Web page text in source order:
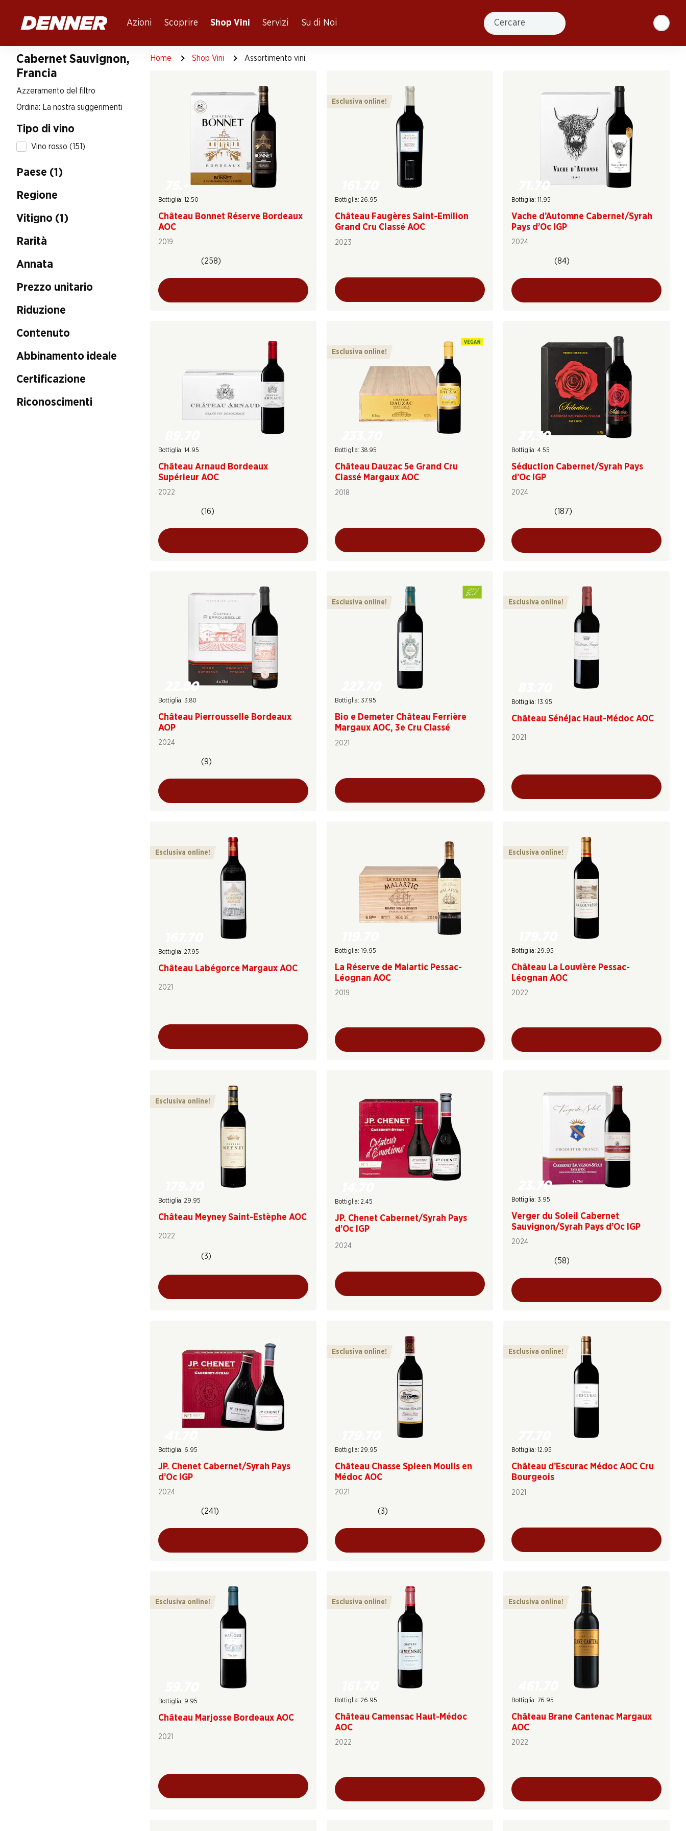
Azioni
Scoprire Shop Vini Servizi Su di Noi
Cercare
Cabernet Sauvignon,
Francia
Azzeramento del filtro
Ordina: La nostra suggerimenti
Tipo di vino
Vino rosso (151)
Paese (1)
Regione
Vitigno (1)
Rarità
Annata
Prezzo unitario
Riduzione
Contenuto
Abbinamento ideale
Certificazione
Riconoscimenti
Home Shop Vini Assortimento vini
Bottiglia: 12.50
Château Bonnet Réserve Bordeaux
AOC
2019
(258)
Esclusiva online!
Bottiglia: 26.95
Château Faugères Saint-Emilion
Grand Cru Classé AOC
2023
71.70
Bottiglia: 11.95
Vache d’Automne Cabernet/Syrah
Pays d’Oc IGP
2024
(84)
Bottiglia: 14.95
Château Arnaud Bordeaux
Supérieur AOC
2022
(16)
Esclusiva online!
Bottiglia: 38.95
Château Dauzac 5e Grand Cru
Classé Margaux AOC
2018
27.30
Bottiglia: 4.55
Séduction Cabernet/Syrah Pays
d’Oc IGP
2024
(187)
22.80
Bottiglia: 3.80
Château Pierrousselle Bordeaux
AOP
2024
(9)
Esclusiva online!
Bottiglia: 37.95
Bio e Demeter Château Ferrière
Margaux AOC, 3e Cru Classé
2021
Esclusiva online!
Bottiglia: 13.95
Château Sénéjac Haut-Médoc AOC
2021
Esclusiva online!
Bottiglia: 27.95
Château Labégorce Margaux AOC
2021
Bottiglia: 19.95
La Réserve de Malartic Pessac-
Léognan AOC
2019
Esclusiva online!
Bottiglia: 29.95
Château La Louvière Pessac-
Léognan AOC
2022
Esclusiva online!
Bottiglia: 29.95
Château Meyney Saint-Estèphe AOC
2022
(3)
Bottiglia: 2.45
JP. Chenet Cabernet/Syrah Pays
d’Oc IGP
2024
23.70
Bottiglia: 3.95
Verger du Soleil Cabernet
Sauvignon/Syrah Pays d’Oc IGP
2024
(58)
Bottiglia: 6.95
JP. Chenet Cabernet/Syrah Pays
d’Oc IGP
2024
(241)
Esclusiva online!
Bottiglia: 29.95
Château Chasse Spleen Moulis en
Médoc AOC
2021
(3)
Esclusiva online!
Bottiglia: 12.95
Château d’Escurac Médoc AOC Cru
Bourgeois
2021
Esclusiva online!
Bottiglia: 9.95
Château Marjosse Bordeaux AOC
2021
Esclusiva online!
Bottiglia: 26.95
Château Camensac Haut-Médoc
AOC
2022
Esclusiva online!
Bottiglia: 76.95
Château Brane Cantenac Margaux
AOC
2022